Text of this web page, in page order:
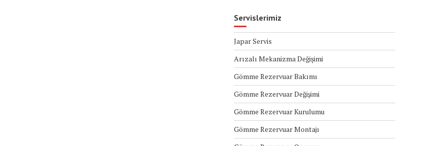
Servislerimiz
Japar Servis
Arızalı Mekanizma Değişimi
Gömme Rezervuar Bakımı
Gömme Rezervuar Değişimi
Gömme Rezervuar Kurulumu
Gömme Rezervuar Montajı